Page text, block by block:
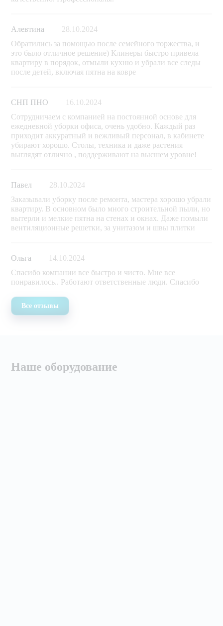
Алевтина
28.10.2024
Обратились за помощью после семейного торжества, и
это было отличное решение) Клинеры быстро привела
квартиру в порядок, отмыли кухню и убрали все следы
после детей, включая пятна на ковре
СНП ПНО
16.10.2024
Сотрудничаем с компанией на постоянной основе для
ежедневной уборки офиса, очень удобно. Каждый раз
приходит аккуратный и вежливый персонал, в кабинете
убирают хорошо. Столы, техника и даже растения
выглядят отлично , поддерживают на высшем уровне!
Павел
28.10.2024
Заказывали уборку после ремонта, мастера хорошо убрали
квартиру. В основном было много строительной пыли, но
вытерли и мелкие пятна на стенах и окнах. Даже помыли
вентиляционные решетки, за унитазом и швы плитки
Ольга
14.10.2024
Спасибо компании все быстро и чисто. Мне все
понравилось.. Работают ответственные люди. Спасибо
Все отзывы
Наше оборудование